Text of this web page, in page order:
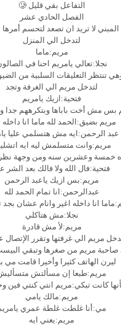
التفاعل بقي قليل 🥲
الفصل الحادي عشر
لا تريد ان تصعد لتحسم أمرها
لتدخل الي المنزل
مريم:ماما
نجلا:تعالي يامريم احنا في
تنتظر التعليقات السلبية من
لتدخل مريم الي الغرفة وتجد
فتحية:ازيك يامريم
بس مش أخت باباها وبتكرههم جدا
مريم بضيق:الحمد لله ماما انا داخله
عبد الرحمن:ايه مش هتسلمي عليا
مريم:وانت متسلمش ليه ايه
خمسة وعشرين سنه ومن وجهة
فتحية:فال الله ولا فالك بعد الشر
مريم:بس ازيك ياعبد الرحمن
عبدالرحمن:انا تمام الحمد لله
انا داخله اغير وانام عشان بجد
نجلا:مش هتاكلي
مريم:لأ مش قادرة
مريم الي غرفتها وتقرر
مريم من صغرها وتبقي البيست
ليرن الهاتف كثيرا وأخيرا قامت مي
مريم:طبعا إن مسألتش
كانت تبكي:مريم انتي كنتي فين
مريم:مالك يامي
مي:أنا غلطت غلطة عمري
مريم:يعني ايه